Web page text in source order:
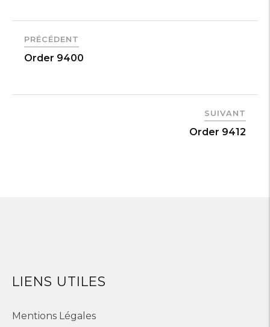
PRÉCÉDENT
Order 9400
SUIVANT
Order 9412
LIENS UTILES
Mentions Légales